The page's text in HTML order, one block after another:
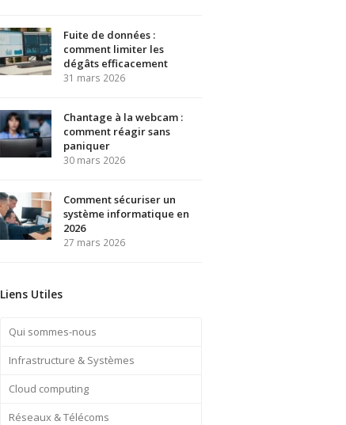
Fuite de données :
comment limiter les
dégâts efficacement
31 mars 2026
Chantage à la webcam :
comment réagir sans
paniquer
30 mars 2026
Comment sécuriser un
système informatique en
2026
27 mars 2026
Liens Utiles
Qui sommes-nous
Infrastructure & Systèmes
Cloud computing
Réseaux & Télécoms